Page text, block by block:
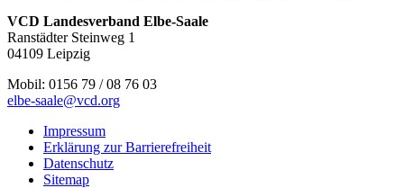
VCD Landesverband Elbe-Saale
Ranstädter Steinweg 1
04109 Leipzig
Mobil: 0156 79 / 08 76 03
elbe-saale@vcd.org
Impressum
Erklärung zur Barrierefreiheit
Datenschutz
Sitemap